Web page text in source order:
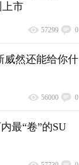
上市
57299 0
威然还能给你什
56000 0
最“卷”的SU